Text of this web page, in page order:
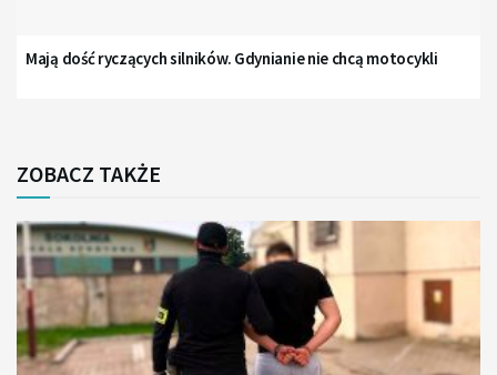
Mają dość ryczących silników. Gdynianie nie chcą motocykli
ZOBACZ TAKŻE